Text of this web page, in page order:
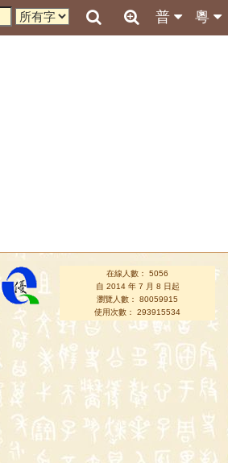
粵
普
在線人數： 5056
自 2014 年 7 月 8 日起
瀏覽人數： 80059915
使用次數： 293915534